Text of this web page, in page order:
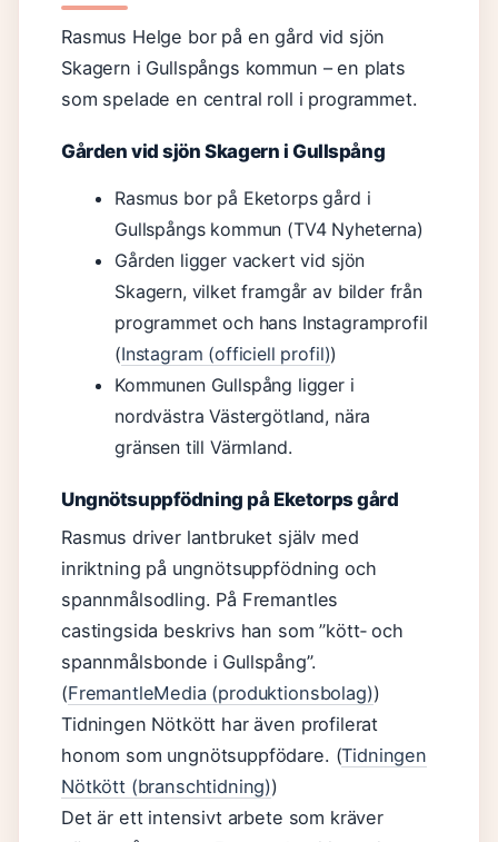
Rasmus Helge bor på en gård vid sjön
Skagern i Gullspångs kommun – en plats
som spelade en central roll i programmet.
Gården vid sjön Skagern i Gullspång
Rasmus bor på Eketorps gård i
Gullspångs kommun (TV4 Nyheterna)
Gården ligger vackert vid sjön
Skagern, vilket framgår av bilder från
programmet och hans Instagramprofil
(Instagram (officiell profil))
Kommunen Gullspång ligger i
nordvästra Västergötland, nära
gränsen till Värmland.
Ungnötsuppfödning på Eketorps gård
Rasmus driver lantbruket själv med
inriktning på ungnötsuppfödning och
spannmålsodling. På Fremantles
castingsida beskrivs han som ”kött‑ och
spannmålsbonde i Gullspång”.
(FremantleMedia (produktionsbolag))
Tidningen Nötkött har även profilerat
honom som ungnötsuppfödare. (Tidningen
Nötkött (branschtidning))
Det är ett intensivt arbete som kräver